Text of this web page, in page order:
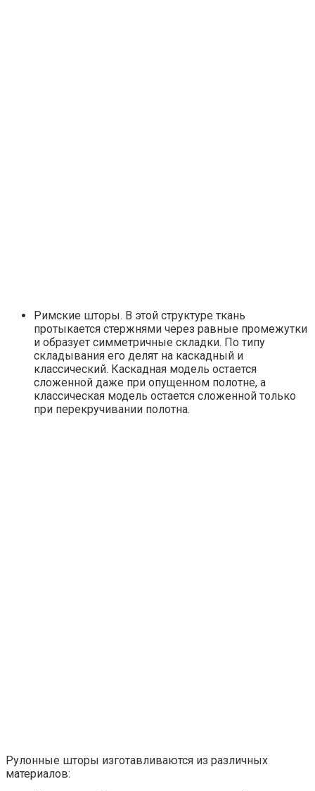
Римские шторы. В этой структуре ткань
протыкается стержнями через равные промежутки
и образует симметричные складки. По типу
складывания его делят на каскадный и
классический. Каскадная модель остается
сложенной даже при опущенном полотне, а
классическая модель остается сложенной только
при перекручивании полотна.
Рулонные шторы изготавливаются из различных
материалов: